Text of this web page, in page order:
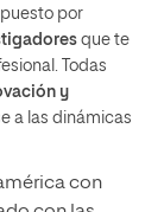
por
que te
Todas
y
a las dinámicas
con